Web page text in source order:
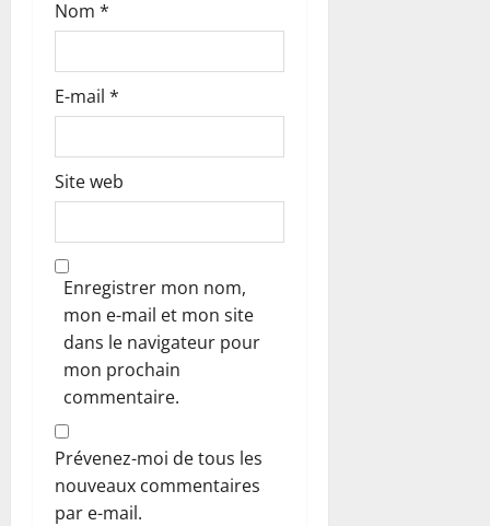
c
l
e
Nom *
E-mail *
Site web
Enregistrer mon nom,
mon e-mail et mon site
dans le navigateur pour
mon prochain
commentaire.
Prévenez-moi de tous les
nouveaux commentaires
par e-mail.